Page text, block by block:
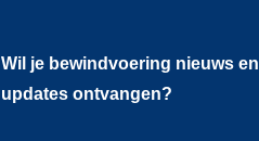
Wil je bewindvoering nieuws en
updates ontvangen?